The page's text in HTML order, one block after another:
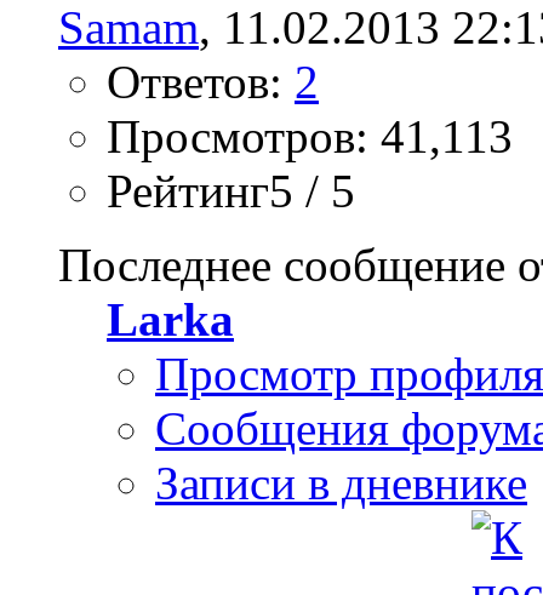
Samam, 11.02.2013
Ответов: 2
Просмотров: 41,113
Рейтинг5 / 5
Последнее сообщение
Larka
Просмотр профиля
Сообщения
Записи в дневнике